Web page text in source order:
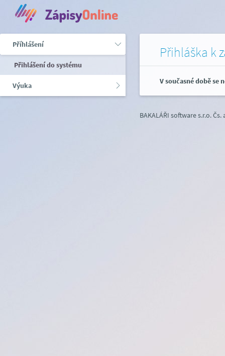
Příhlášení
Přihlášení do systému
Výuka
Přihláška k
V současné době se
BAKALÁŘI software s.r.o.Čs.